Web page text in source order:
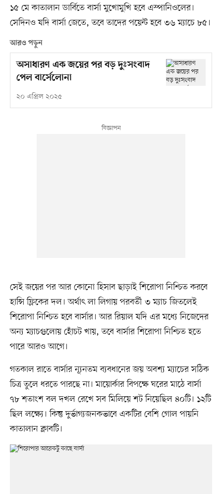
১৫ মে কাতালান ডার্বিতে বার্সা মুখোমুখি হবে এস্পানিওলের।
সেদিনও যদি বার্সা জেতে, তবে তাদের পয়েন্ট হবে ৩৬ ম্যাচে ৮৫।
আরও পড়ুন
অসাধারণ এক জয়ের পর বড় দুঃসংবাদ
পেল বার্সেলোনা
২০ এপ্রিল ২০২৫
সেই জয়ের পর আর কোনো হিসাব ছাড়াই শিরোপা নিশ্চিত করবে
হান্সি ফ্লিকের দল। অর্থাৎ লা লিগায় পরবর্তী ৩ ম্যাচ জিতলেই
শিরোপা নিশ্চিত হবে বার্সার। আর রিয়াল যদি এর মধ্যে নিজেদের
অন্য ম্যাচগুলোয় হোঁচট খায়, তবে বার্সার শিরোপা নিশ্চিত হতে
পারে আরও আগে।
গতকাল রাতে বার্সার ন্যূনতম ব্যবধানের জয় অবশ্য ম্যাচের সঠিক
চিত্র তুলে ধরতে পারছে না। মায়োর্কার বিপক্ষে ঘরের মাঠে বার্সা
৭৮ শতাংশ বল দখল রেখে সব মিলিয়ে শট নিয়েছিল ৪০টি। ১২টি
ছিল লক্ষ্যে। কিন্তু দুর্ভাগ্যজনকভাবে একটির বেশি গোল পায়নি
কাতালান ক্লাবটি।